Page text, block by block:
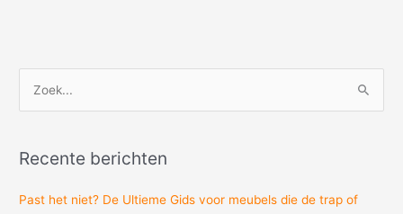
kRecente berichten
Past het niet? De Ultieme Gids voor meubels die de trap of